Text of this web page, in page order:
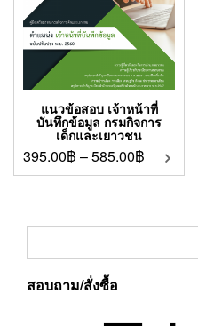
แนวข้อสอบ เจ้าหน้าที่
บันทึกข้อมูล กรมกิจการ
เด็กและเยาวชน
395.00฿ –585.00฿
สอบถาม/สั่งซื้อ